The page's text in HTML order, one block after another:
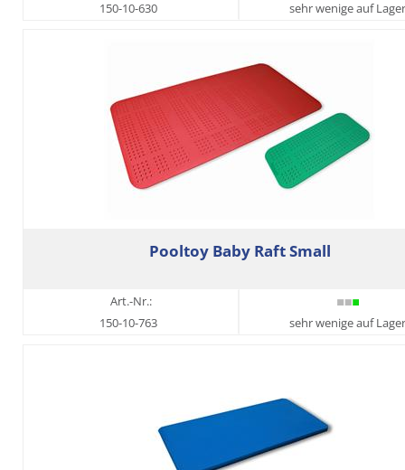
150-10-630
sehr wenige auf Lager
Pooltoy Baby Raft Small
Art.-Nr.:
150-10-763
sehr wenige auf Lager